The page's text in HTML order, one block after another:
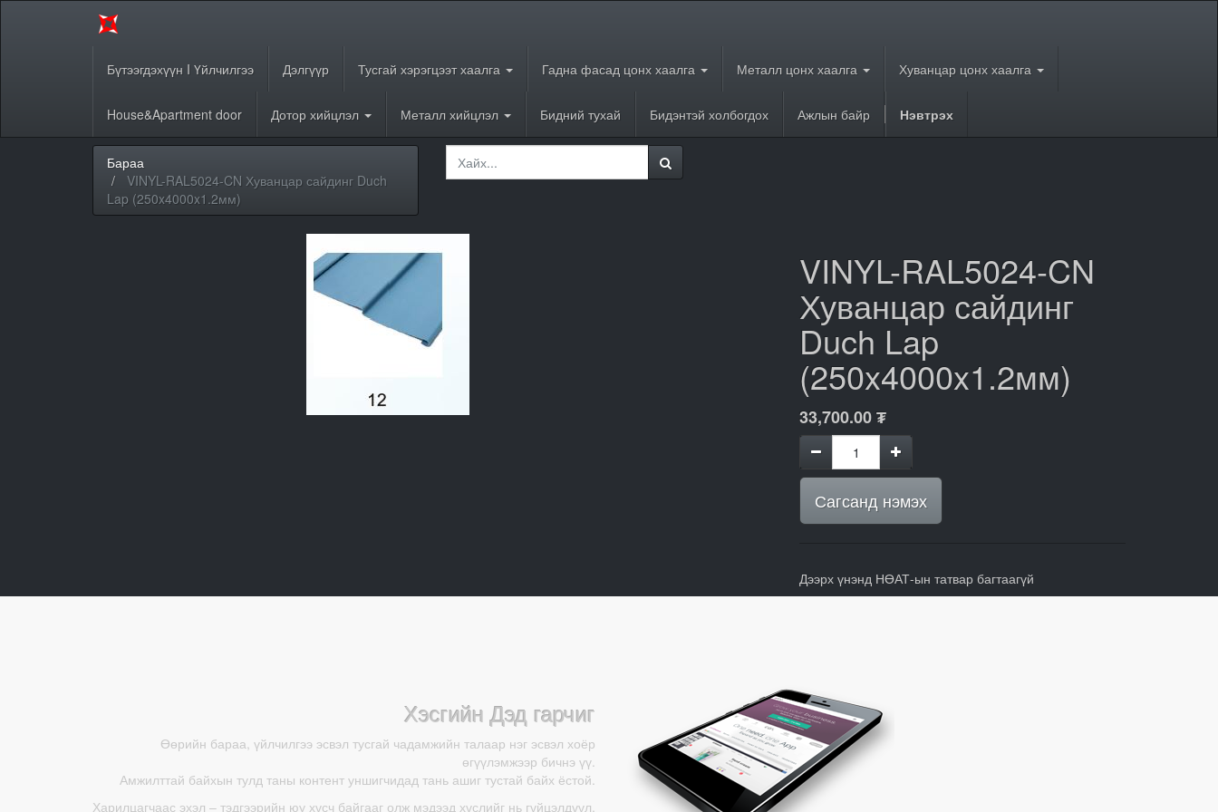
Бүтээгдэхүүн I Үйлчилгээ Дэлгүүр Тусгай хэрэгцээт хаалга Гадна фасад цонх хаалга Металл цонх хаалга Хуванцар цонх хаалга
House&Apartment door Дотор хийцлэл Металл хийцлэл Бидний тухай Бидэнтэй холбогдох Ажлын байр Нэвтрэх
Бараа
VINYL-RAL5024-CN Хуванцар сайдинг Duch
Lap (250x4000x1.2мм)
VINYL-RAL5024-CN
Хуванцар сайдинг
Duch Lap
(250x4000x1.2мм)
33,700.00₮
Сагсанд нэмэх
Дээрх үнэнд НӨАТ-ын татвар багтаагүй
Хэсгийн Дэд гарчиг
Өөрийн бараа, үйлчилгээ эсвэл тусгай чадамжийн талаар нэг эсвэл хоёр
өгүүлэмжээр бичнэ үү.
Амжилттай байхын тулд таны контент уншигчидад тань ашиг тустай байх ёстой.
Харилцагчаас эхэл – тэдгээрийн юу хүсч байгааг олж мэдээд хүслийг нь гүйцэлдүүл.